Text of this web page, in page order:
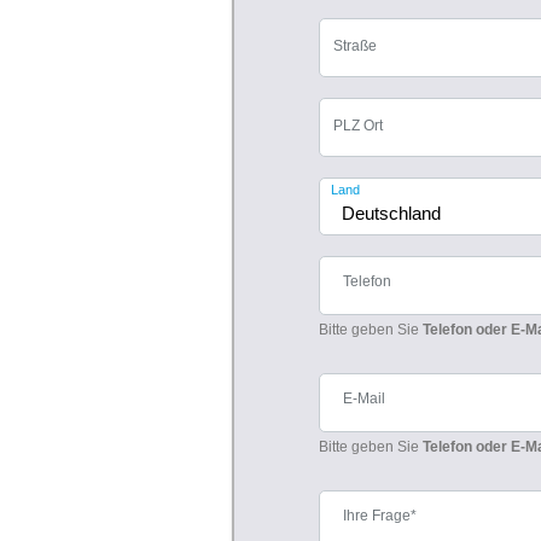
Straße
PLZ Ort
Land
Telefon
Bitte geben SieTelefon oder E-
E-Mail
Bitte geben SieTelefon oder E-
Ihre Frage*